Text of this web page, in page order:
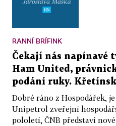
RANNÍ BRÍFINK
Čekají nás napínavé
Ham United,
podání ruky.
Dobré ráno z Hospodářek,
Unipetrol zveřejní
pololetí, ČNB představí